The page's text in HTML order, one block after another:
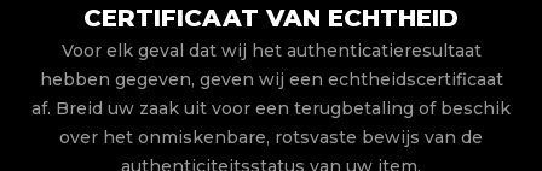
CERTIFICAAT VAN ECHTHEID
Voor elk geval dat wij het authenticatieresultaat
hebben gegeven, geven wij een echtheidscertificaat
af. Breid uw zaak uit voor een terugbetaling of beschik
over het onmiskenbare, rotsvaste bewijs van de
authenticiteitsstatus van uw item.